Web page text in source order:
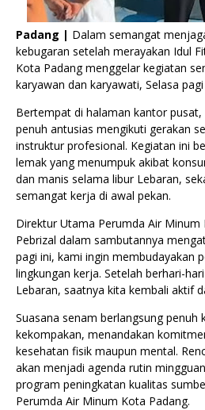
Padang | Dalam semangat
kebugaran setelah merayakan Idul
Kota Padang menggelar kegiatan
karyawan dan karyawati, Selasa
Bertempat di halaman kantor
penuh antusias mengikuti gerakan
instruktur profesional. Kegiatan ini
lemak yang menumpuk akibat
dan manis selama libur Lebaran,
semangat kerja di awal pekan.
Direktur Utama Perumda Air Minum
Pebrizal dalam sambutannya
pagi ini, kami ingin membudayakan
lingkungan kerja. Setelah berhari-
Lebaran, saatnya kita kembali aktif
Suasana senam berlangsung penuh
kekompakan, menandakan
kesehatan fisik maupun mental.
akan menjadi agenda rutin
program peningkatan kualitas
Perumda Air Minum Kota Padang.